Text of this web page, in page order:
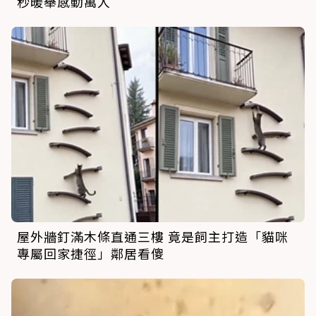
屋外牆釘滿木條直通三樓 竟是飼主打造「貓咪
專屬回家捷徑」鄰居看傻